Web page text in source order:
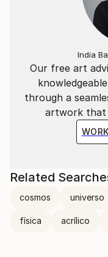
Our free art
through a
artwork that
India
Related
cosmos universo
física acrílico